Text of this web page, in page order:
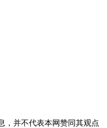
，并不代表本网赞同其观点